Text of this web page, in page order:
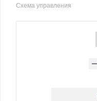
Схема управления